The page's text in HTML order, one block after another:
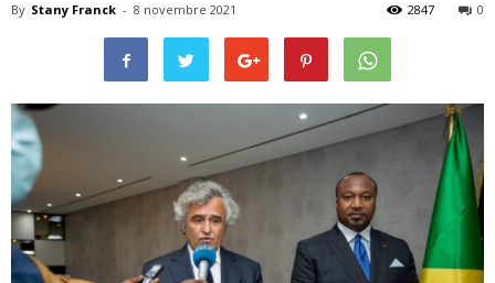
By Stany Franck - 8 novembre 2021 0
2847